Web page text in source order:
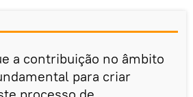
a contribuição no âmbito
para criar